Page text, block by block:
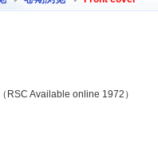
RSC Available online 1972）